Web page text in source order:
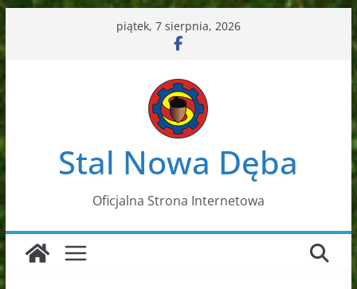
piątek, 7 sierpnia, 2026
Stal Nowa Dęba
Oficjalna Strona Internetowa